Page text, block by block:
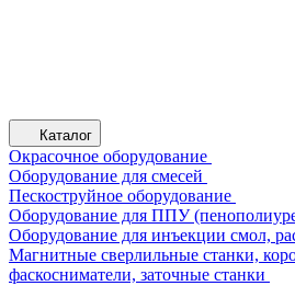
Каталог
Окрасочное оборудование
Оборудование для смесей
Пескоструйное оборудование
Оборудование для ППУ
Оборудование для инъекции смол,
Магнитные сверлильные станки,
фаскосниматели, заточные станки